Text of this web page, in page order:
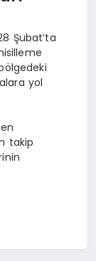
Şubat’ta
yol
takip